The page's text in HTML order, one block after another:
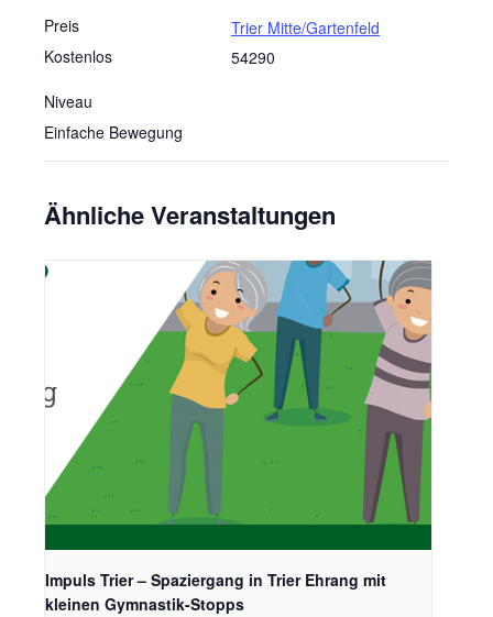
Trier Mitte/Gartenfeld
54290
Preis
Kostenlos
Niveau
Einfache Bewegung
Ähnliche Veranstaltungen
Impuls Trier – Spaziergang in Trier Ehrang mit
kleinen Gymnastik-Stopps